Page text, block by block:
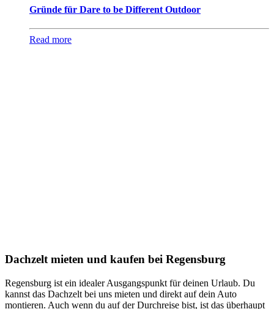
Gründe für Dare to be Different Outdoor
Read more
Dachzelt mieten und kaufen bei Regensburg
Regensburg ist ein idealer Ausgangspunkt für deinen Urlaub. Du
kannst das Dachzelt bei uns mieten und direkt auf dein Auto
montieren. Auch wenn du auf der Durchreise bist, ist das überhaupt